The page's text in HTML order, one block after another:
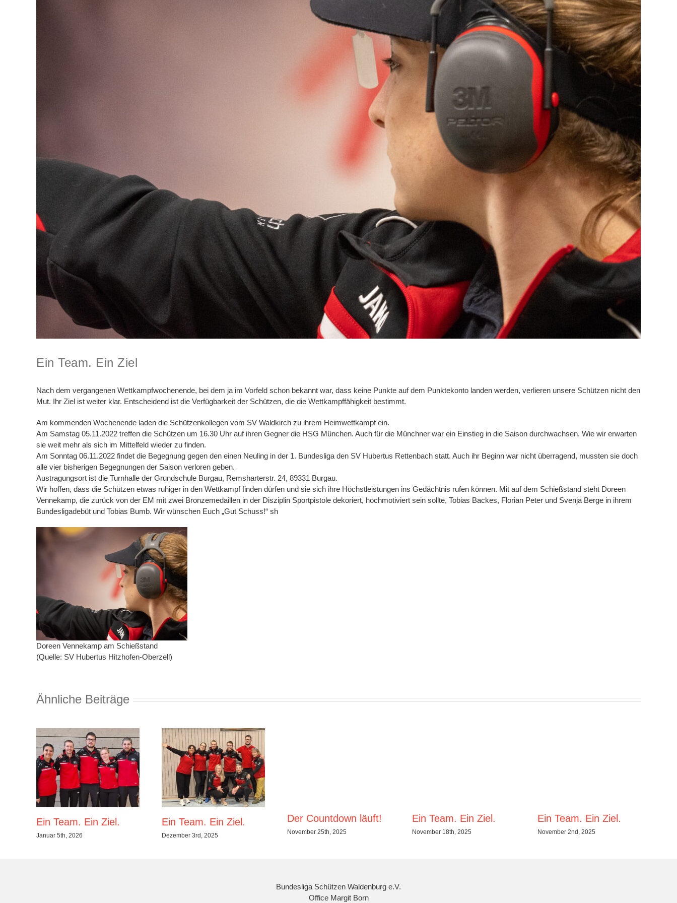
Ein Team. Ein Ziel
Nach dem vergangenen Wettkampfwochenende, bei dem ja im Vorfeld schon bekannt war, dass keine Punkte auf dem Punktekonto landen werden, verlieren unsere Schützen nicht den
Mut. Ihr Ziel ist weiter klar. Entscheidend ist die Verfügbarkeit der Schützen, die die Wettkampffähigkeit bestimmt.
Am kommenden Wochenende laden die Schützenkollegen vom SV Waldkirch zu ihrem Heimwettkampf ein.
Am Samstag 05.11.2022 treffen die Schützen um 16.30 Uhr auf ihren Gegner die HSG München. Auch für die Münchner war ein Einstieg in die Saison durchwachsen. Wie wir erwarten
sie weit mehr als sich im Mittelfeld wieder zu finden.
Am Sonntag 06.11.2022 findet die Begegnung gegen den einen Neuling in der 1. Bundesliga den SV Hubertus Rettenbach statt. Auch ihr Beginn war nicht überragend, mussten sie doch
alle vier bisherigen Begegnungen der Saison verloren geben.
Austragungsort ist die Turnhalle der Grundschule Burgau, Remsharterstr. 24, 89331 Burgau.
Wir hoffen, dass die Schützen etwas ruhiger in den Wettkampf finden dürfen und sie sich ihre Höchstleistungen ins Gedächtnis rufen können. Mit auf dem Schießstand steht Doreen
Vennekamp, die zurück von der EM mit zwei Bronzemedaillen in der Disziplin Sportpistole dekoriert, hochmotiviert sein sollte, Tobias Backes, Florian Peter und Svenja Berge in ihrem
Bundesligadebüt und Tobias Bumb. Wir wünschen Euch „Gut Schuss!“ sh
Doreen Vennekamp am Schießstand
(Quelle: SV Hubertus Hitzhofen-Oberzell)
Ähnliche Beiträge
Ein Team. Ein Ziel.
Januar 5th, 2026
Ein Team. Ein Ziel.
Dezember 3rd, 2025
Der Countdown läuft!
November 25th, 2025
Ein Team. Ein Ziel.
November 18th, 2025
Ein Team. Ein Ziel.
November 2nd, 2025
Bundesliga Schützen Waldenburg e.V.
Office Margit Born